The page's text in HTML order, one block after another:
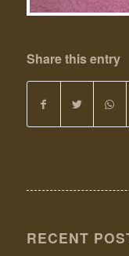
Share this entry
RECENT